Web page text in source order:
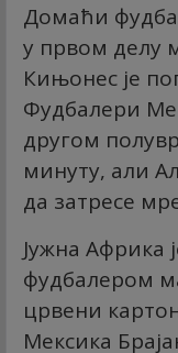
Домаћи
у првом делу
Кињонес је
Фудбалери
другом
минуту, али
да затресе
Јужна Африка
фудбалером
црвени
Мексика